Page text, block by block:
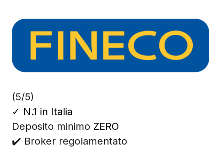
(5/5)
✓ N.1 in Italia
Deposito minimo ZERO
✔️ Broker regolamentato